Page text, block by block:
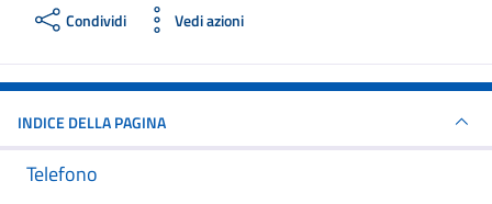
Condividi Vedi azioni
INDICE DELLA PAGINA
Telefono